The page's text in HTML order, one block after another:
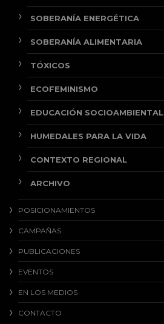
SOBERANÍA ENERGÉTICA
SOBERANÍA ALIMENTARIA
TÓXICOS
ECOFEMINISMO
EDUCACIÓN SOCIOAMBIENTAL
HUMEDALES PARA LA VIDA
CONTEXTO REGIONAL
ARCHIVO
POSICIONAMIENTOS
CAMPAÑAS
PUBLICACIONES
EVENTOS
EN LOS MEDIOS
CONTACTO